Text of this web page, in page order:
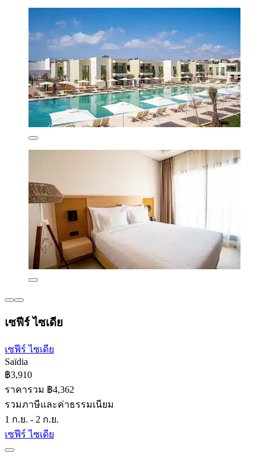
เซฟีร์ ไซเดีย
เซฟีร์ ไซเดีย
Saïdia
฿3,910
ราคารวม ฿4,362
รวมภาษีและค่าธรรมเนียม
1 ก.ย. - 2 ก.ย.
เซฟีร์ ไซเดีย